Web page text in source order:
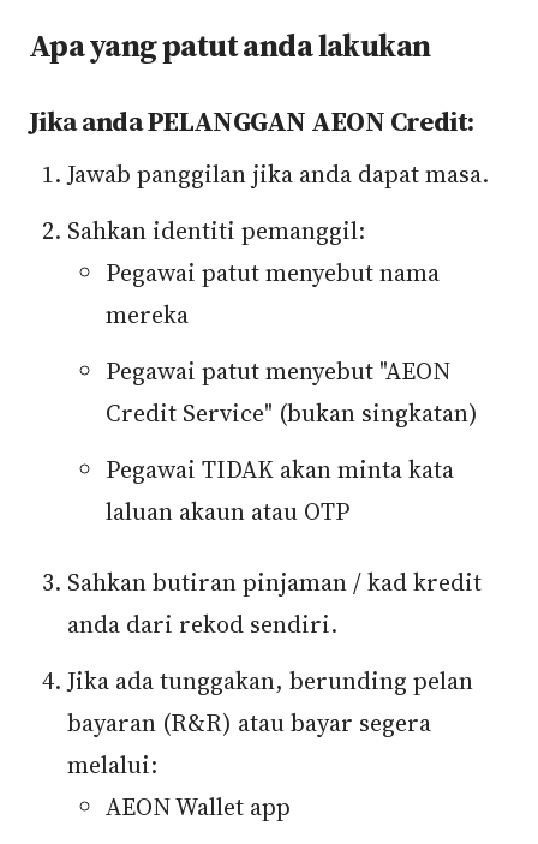
Apa yang patut anda lakukan
Jika anda PELANGGAN AEON Credit:
Jawab panggilan jika anda dapat masa.
Sahkan identiti pemanggil:
Pegawai patut menyebut nama
mereka
Pegawai patut menyebut "AEON
Credit Service" (bukan singkatan)
Pegawai TIDAK akan minta kata
laluan akaun atau OTP
Sahkan butiran pinjaman / kad kredit
anda dari rekod sendiri.
Jika ada tunggakan, berunding pelan
bayaran (R&R) atau bayar segera
melalui:
AEON Wallet app